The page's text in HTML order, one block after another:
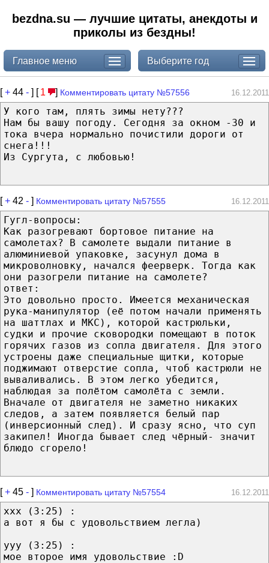
bezdna.su — лучшие цитаты, анекдоты и
приколы из бездны!
Главное меню Выберите год
[+ 44 - ] [ 1 ] Комментировать цитату №57556 16.12.2011
У кого там, плять зимы нету???
Нам бы вашу погоду. Сегодня за окном -30 и
тока вчера нормально почистили дороги от
снега!!!
Из Сургута, с любовью!
[+ 42 - ] Комментировать цитату №57555 16.12.2011
Гугл-вопросы:
Как разогревают бортовое питание на
самолетах? В самолете выдали питание в
алюминиевой упаковке, засунул дома в
микроволновку, начался феерверк. Тогда как
они разогрели питание на самолете?
ответ:
Это довольно просто. Имеется механическая
рука-манипулятор (её потом начали применять
на шаттлах и МКС), которой кастрюльки,
судки и прочие сковородки помещают в поток
горячих газов из сопла двигателя. Для этого
устроены даже специальные щитки, которые
поджимают отверстие сопла, чтоб кастрюли не
вываливались. В этом легко убедится,
наблюдая за полётом самолёта с земли.
Вначале от двигателя не заметно никаких
следов, а затем появляется белый пар
(инверсионный след). И сразу ясно, что суп
закипел! Иногда бывает след чёрный- значит
блюдо сгорело!
[+ 45 - ] Комментировать цитату №57554 16.12.2011
xxx (3:25) :
а вот я бы с удовольствием легла)
yyy (3:25) :
мое второе имя удовольствие :D